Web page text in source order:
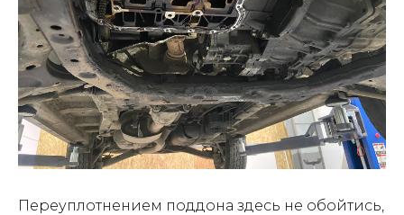
Переуплотнением поддона здесь не обойтись,